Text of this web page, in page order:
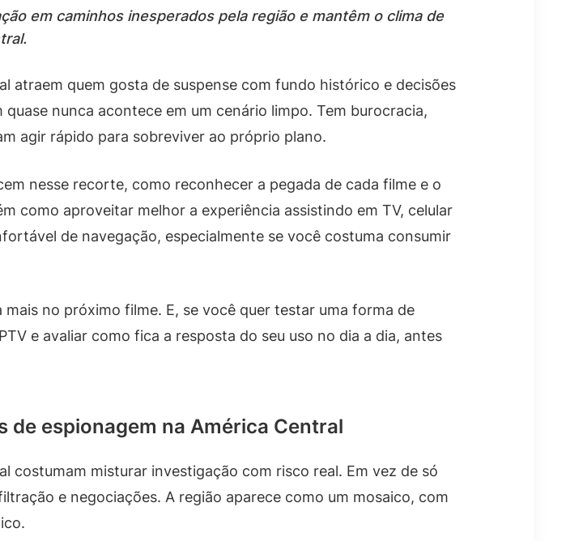
em caminhos inesperados pela região e mantêm o clima de
atraem quem gosta de suspense com fundo histórico e decisões
nunca acontece em um cenário limpo. Tem burocracia,
agir rápido para sobreviver ao próprio plano.
nesse recorte, como reconhecer a pegada de cada filme e o
como aproveitar melhor a experiência assistindo em TV, celular
de navegação, especialmente se você costuma consumir
no próximo filme. E, se você quer testar uma forma de
e avaliar como fica a resposta do seu uso no dia a dia, antes
de espionagem na América Central
costumam misturar investigação com risco real. Em vez de só
e negociações. A região aparece como um mosaico, com